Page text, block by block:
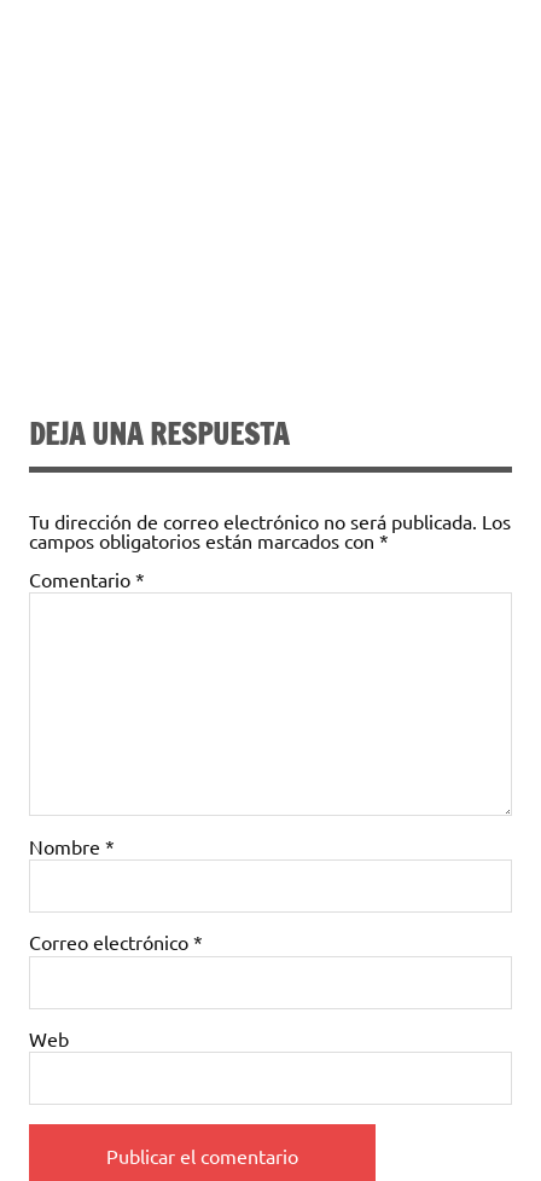
DEJA UNA RESPUESTA
Tu dirección de correo electrónico no será publicada. Los
campos obligatorios están marcados con *
Comentario *
Nombre *
Correo electrónico *
Web